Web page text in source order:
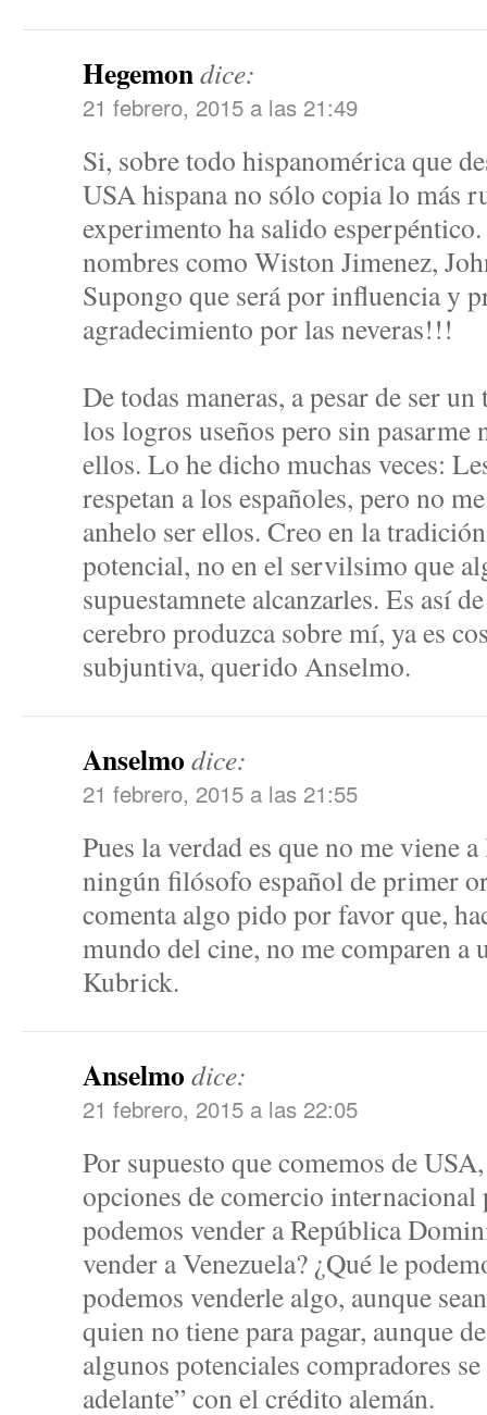
Hegemondice:
21 febrero, 2015 a las 21:49
Si, sobre todo hispanomérica que
USA hispana no sólo copia lo más
experimento ha salido
nombres como Wiston Jimenez,
Supongo que será por influencia y
agradecimiento por las neveras!!!
De todas maneras, a pesar de ser
los logros useños pero sin pasarme
ellos. Lo he dicho muchas veces:
respetan a los españoles, pero no
anhelo ser ellos. Creo en la
potencial, no en el servilsimo que
supuestamnete alcanzarles. Es así
cerebro produzca sobre mí, ya es
subjuntiva, querido Anselmo.
Anselmodice:
21 febrero, 2015 a las 21:55
Pues la verdad es que no me viene
ningún filósofo español de primer
comenta algo pido por favor que,
mundo del cine, no me comparen
Kubrick.
Anselmodice:
21 febrero, 2015 a las 22:05
Por supuesto que comemos de
opciones de comercio internacional
podemos vender a República
vender a Venezuela? ¿Qué le
podemos venderle algo, aunque
quien no tiene para pagar, aunque
algunos potenciales compradores
adelante” con el crédito alemán.